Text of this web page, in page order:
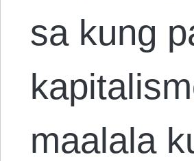
sa kung
maalala